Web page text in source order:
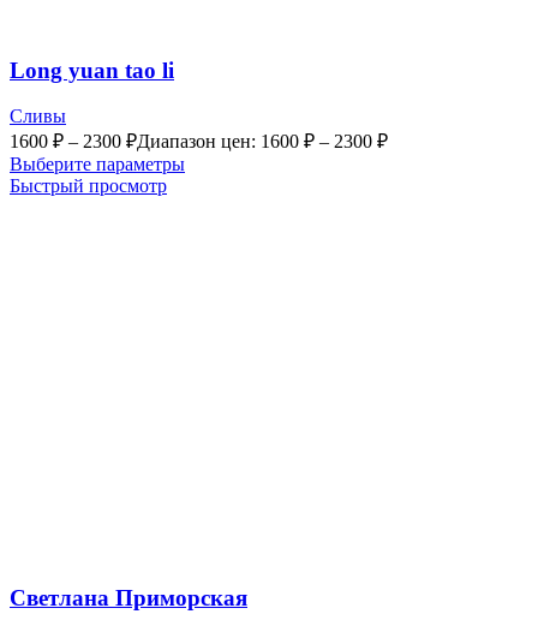
Long yuan tao li
Сливы
1600 ₽ – 2300 ₽Диапазон цен: 1600 ₽ – 2300 ₽
Выберите параметры
Быстрый просмотр
Светлана Приморская